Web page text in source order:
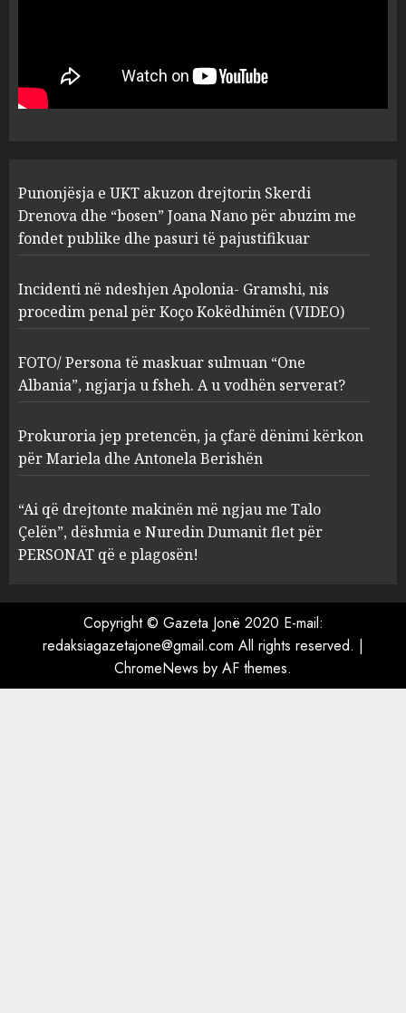
1
“bosen” Joana Nano për
abuzim me fondet publike dhe
pasuri të pajustifikuar
2
Apolonia- Gramshi, nis
procedim penal për Koço
Kokëdhimën (VIDEO)
MARCH 27, 2025
3
FOTO/ Persona të maskuar
sulmuan “One Albania”,
ngjarja u fsheh. A u vodhën
serverat?
MARCH 25, 2025
4
Prokuroria jep pretencën, ja
çfarë dënimi kërkon për
Berishën
MARCH 25, 2025
ngjau me Talo Çelën”,
dëshmia e Nuredin Dumanit
flet për PERSONAT që e
plagosën!
Punonjësja e UKT akuzon drejtorin Skerdi
Drenova dhe “bosen” Joana Nano për abuzim me
fondet publike dhe pasuri të pajustifikuar
Incidenti në ndeshjen Apolonia- Gramshi, nis
procedim penal për Koço Kokëdhimën (VIDEO)
FOTO/ Persona të maskuar sulmuan “One
Albania”, ngjarja u fsheh. A u vodhën serverat?
Prokuroria jep pretencën, ja çfarë dënimi kërkon
për Mariela dhe Antonela Berishën
“Ai që drejtonte makinën më ngjau me Talo
Çelën”, dëshmia e Nuredin Dumanit flet për
PERSONAT që e plagosën!
Copyright © Gazeta Jonë 2020 E-mail:
redaksiagazetajone@gmail.com All rights reserved. |
ChromeNews by AF themes.